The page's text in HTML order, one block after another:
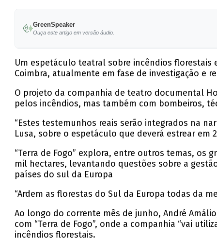
GreenSpeaker
Ouça este artigo em versão áudio.
Um espetáculo teatral sobre incêndios florestais
Coimbra, atualmente em fase de investigação e
O projeto da companhia de teatro documental
pelos incêndios, mas também com bombeiros,
“Estes testemunhos reais serão integrados na
Lusa, sobre o espetáculo que deverá estrear em
“Terra de Fogo” explora, entre outros temas, os
mil hectares, levantando questões sobre a
países do sul da Europa
“Ardem as florestas do Sul da Europa todas da
Ao longo do corrente mês de junho, André
com “Terra de Fogo”, onde a companhia “vai
incêndios florestais.